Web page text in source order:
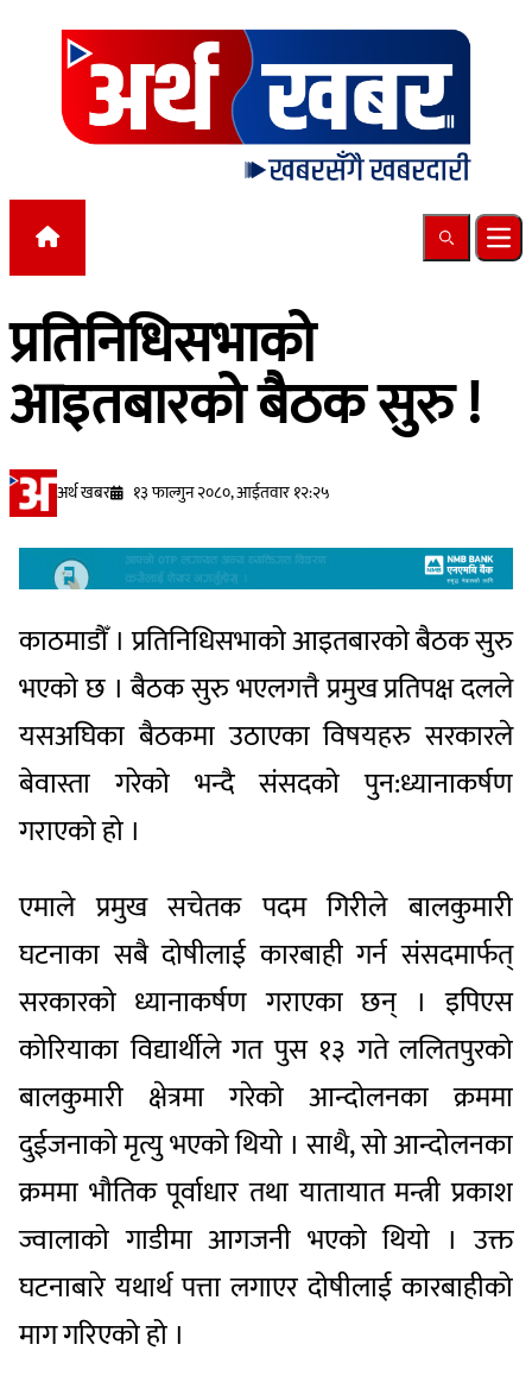
Skip to content
Search
प्रतिनिधिसभाको
आइतबारको बैठक सुरु !
अर्थ खबर १३ फाल्गुन २०८०, आईतवार १२:२५
काठमाडौँ । प्रतिनिधिसभाको आइतबारको बैठक सुरु
भएको छ । बैठक सुरु भएलगत्तै प्रमुख प्रतिपक्ष दलले
यसअघिका बैठकमा उठाएका विषयहरु सरकारले
बेवास्ता गरेको भन्दै संसदको पुन:ध्यानाकर्षण
गराएको हो ।
एमाले प्रमुख सचेतक पदम गिरीले बालकुमारी
घटनाका सबै दोषीलाई कारबाही गर्न संसदमार्फत्
सरकारको ध्यानाकर्षण गराएका छन् । इपिएस
कोरियाका विद्यार्थीले गत पुस १३ गते ललितपुरको
बालकुमारी क्षेत्रमा गरेको आन्दोलनका क्रममा
दुईजनाको मृत्यु भएको थियो । साथै, सो आन्दोलनका
क्रममा भौतिक पूर्वाधार तथा यातायात मन्त्री प्रकाश
ज्वालाको गाडीमा आगजनी भएको थियो । उक्त
घटनाबारे यथार्थ पत्ता लगाएर दोषीलाई कारबाहीको
माग गरिएको हो ।